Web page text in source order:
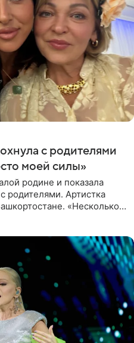
с родителями
моей силы»
родине и показала
родителями. Артистка
«Несколько